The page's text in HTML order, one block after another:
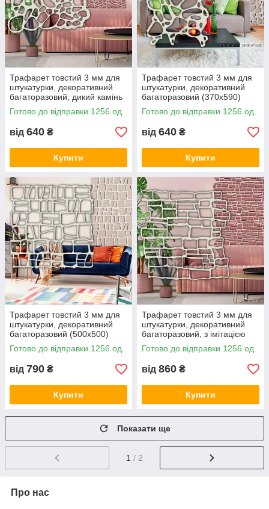
Трафарет товстий 3 мм для
штукатурки, декоративний
багаторазовий, дикий камінь
(500х500)
Готово до відправки 1256 од.
від 640 ₴
Купити
Трафарет товстий 3 мм для
штукатурки, декоративний
багаторазовий (370х590)
Готово до відправки 1256 од.
від 640 ₴
Купити
Трафарет товстий 3 мм для
штукатурки, декоративний
багаторазовий (500х500)
Готово до відправки 1256 од.
від 790 ₴
Купити
Трафарет товстий 3 мм для
штукатурки, декоративний
багаторазовий, з імітацією
дикого каменю (500х496)
Готово до відправки 1256 од.
від 860 ₴
Купити
Показати ще
1 / 2
Про нас